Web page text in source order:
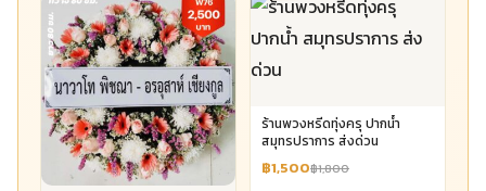
ร้านพวงหรีดทุ่งครุ ปากน้ำ
สมุทรปราการ ส่งด่วน
฿1,500฿1,800